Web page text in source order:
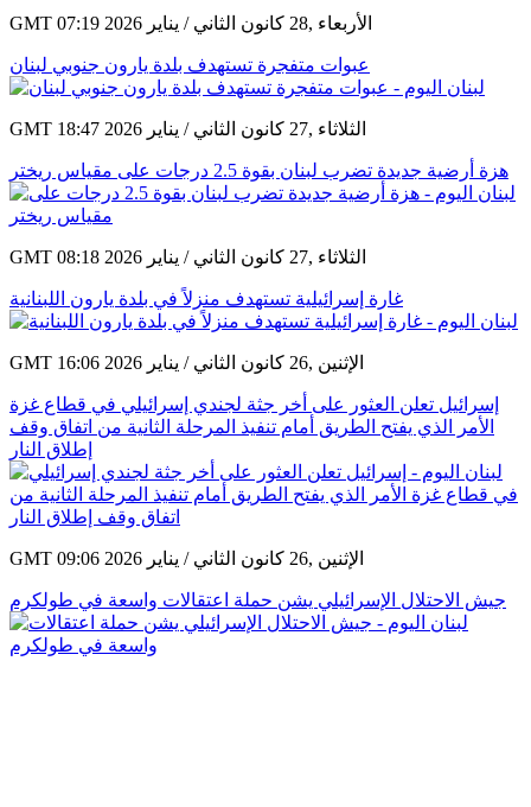
GMT 07:19 2026 الأربعاء ,28 كانون الثاني / يناير
عبوات متفجرة تستهدف بلدة يارون جنوبي لبنان
GMT 18:47 2026 الثلاثاء ,27 كانون الثاني / يناير
هزة أرضية جديدة تضرب لبنان بقوة 2.5 درجات على مقياس ريختر
GMT 08:18 2026 الثلاثاء ,27 كانون الثاني / يناير
غارة إسرائيلية تستهدف منزلاً في بلدة يارون اللبنانية
GMT 16:06 2026 الإثنين ,26 كانون الثاني / يناير
إسرائيل تعلن العثور على أخر جثة لجندي إسرائيلي في قطاع غزة
الأمر الذي يفتح الطريق أمام تنفيذ المرحلة الثانية من اتفاق وقف
إطلاق النار
GMT 09:06 2026 الإثنين ,26 كانون الثاني / يناير
جيش الاحتلال الإسرائيلي يشن حملة اعتقالات واسعة في طولكرم